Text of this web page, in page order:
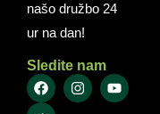
našo družbo 24
ur na dan!
Sledite nam